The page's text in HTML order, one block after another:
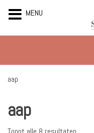
de
inhoud
aap
aap
MENU